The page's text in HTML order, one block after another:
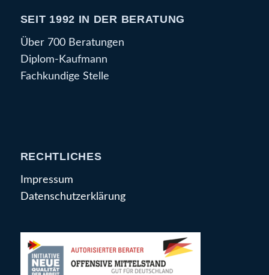
SEIT 1992 IN DER BERATUNG
Über 700 Beratungen
Diplom-Kaufmann
Fachkundige Stelle
RECHTLICHES
Impressum
Datenschutzerklärung